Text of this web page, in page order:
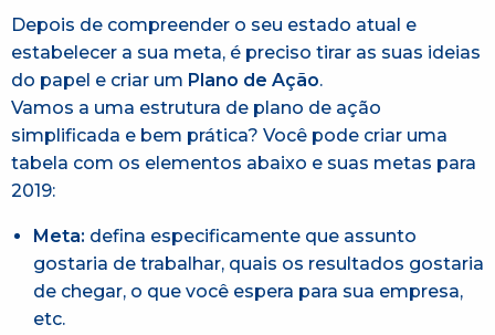
Depois de compreender o seu estado atual e
estabelecer a sua meta, é preciso tirar as suas ideias
do papel e criar um Plano de Ação.
Vamos a uma estrutura de plano de ação
simplificada e bem prática? Você pode criar uma
tabela com os elementos abaixo e suas metas para
2019:
Meta: defina especificamente que assunto
gostaria de trabalhar, quais os resultados gostaria
de chegar, o que você espera para sua empresa,
etc.